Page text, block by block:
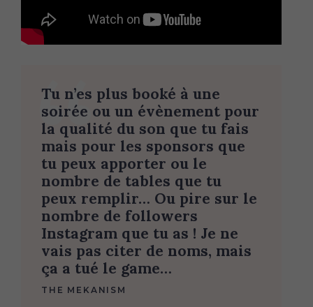
Tu n’es plus booké à une
soirée ou un évènement pour
la qualité du son que tu fais
mais pour les sponsors que
tu peux apporter ou le
nombre de tables que tu
peux remplir… Ou pire sur le
nombre de followers
Instagram que tu as ! Je ne
vais pas citer de noms, mais
ça a tué le game…
THE MEKANISM